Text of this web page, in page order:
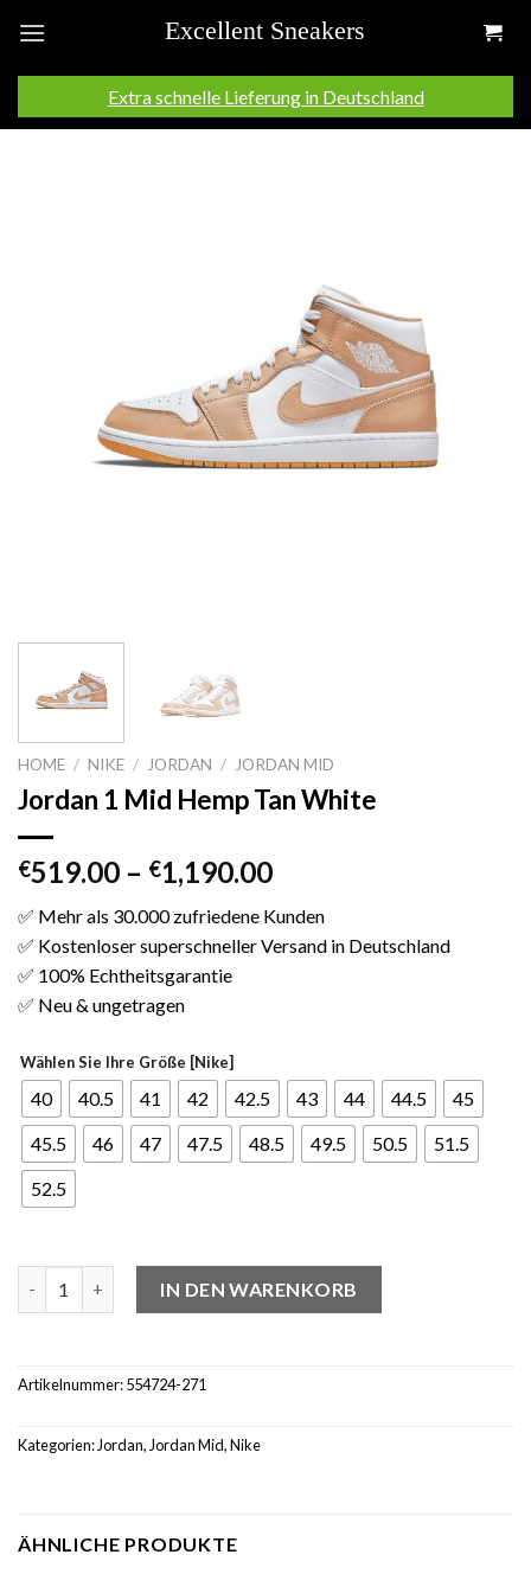
content
Extra schnelle Lieferung in Deutschland
HOME / NIKE / JORDAN / JORDAN MID
Jordan 1 Mid Hemp Tan White
€519.00 – €1,190.00
✅ Mehr als 30.000 zufriedene Kunden
✅ Kostenloser superschneller Versand in Deutschland
✅ 100% Echtheitsgarantie
✅ Neu & ungetragen
Wählen Sie Ihre Größe [Nike]
40 40.5 41 42 42.5 43 44 44.5
45
45.5
46 47 47.5 48.5 49.5 50.5
51.5
52.5
IN DEN WARENKORB
Artikelnummer:554724-271
Kategorien: Jordan, Jordan Mid,Nike
ÄHNLICHE PRODUKTE